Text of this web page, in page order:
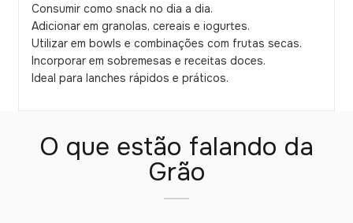
Consumir como snack no dia a dia.
Adicionar em granolas, cereais e iogurtes.
Utilizar em bowls e combinações com frutas secas.
Incorporar em sobremesas e receitas doces.
Ideal para lanches rápidos e práticos.
O que estão falando da
Grão